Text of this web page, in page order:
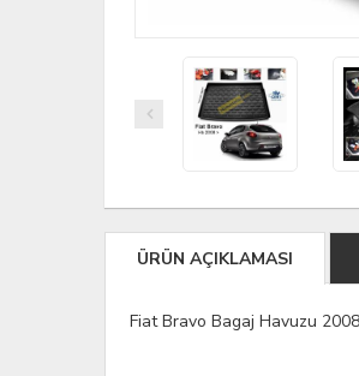
ÜRÜN AÇIKLAMASI
Fiat Bravo Bagaj Havuzu